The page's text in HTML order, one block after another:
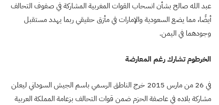
عبد الله صالح بشأن انسحاب القوات المغربية المشاركة في صفوف التحالف
أيضًا، مما يضع السعودية والإمارات في مأزق حقيقي ربما يهدد مستقبل
وجودهما في اليمن.
الخرطوم تشارك رغم المعارضة
في 26 من مارس 2015 خرج الناطق الرسمي باسم الجيش السوداني ليعلن
مشاركة بلاده في عاصفة الحزم ضمن قوات التحالف بزعامة المملكة العربية